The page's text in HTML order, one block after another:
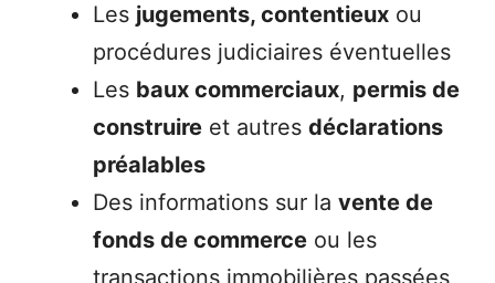
Les jugements, contentieux ou
procédures judiciaires éventuelles
Les baux commerciaux, permis de
construire et autres déclarations
préalables
Des informations sur la vente de
fonds de commerce ou les